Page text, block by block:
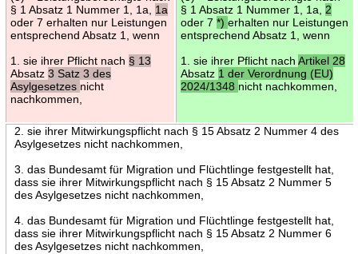
§ 1 Absatz 1 Nummer 1, 1a, 1a
oder 7 erhalten nur Leistungen
entsprechend Absatz 1, wenn
1. sie ihrer Pflicht nach § 13
Absatz 3 Satz 3 des
Asylgesetzes nicht
nachkommen,
§ 1 Absatz 1 Nummer 1, 1a, 2
oder 7 *) erhalten nur Leistungen
entsprechend Absatz 1, wenn
1. sie ihrer Pflicht nach Artikel 28
Absatz 1 der Verordnung (EU)
2024/1348 nicht nachkommen,
2. sie ihrer Mitwirkungspflicht nach § 15 Absatz 2 Nummer 4 des
Asylgesetzes nicht nachkommen,
3. das Bundesamt für Migration und Flüchtlinge festgestellt hat,
dass sie ihrer Mitwirkungspflicht nach § 15 Absatz 2 Nummer 5
des Asylgesetzes nicht nachkommen,
4. das Bundesamt für Migration und Flüchtlinge festgestellt hat,
dass sie ihrer Mitwirkungspflicht nach § 15 Absatz 2 Nummer 6
des Asylgesetzes nicht nachkommen,